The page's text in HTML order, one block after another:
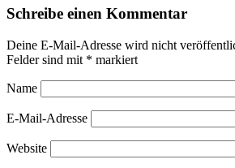
Schreibe einen Kommentar
Deine E-Mail-Adresse wird nicht
Felder sind mit * markiert
Name
E-Mail-Adresse
Website